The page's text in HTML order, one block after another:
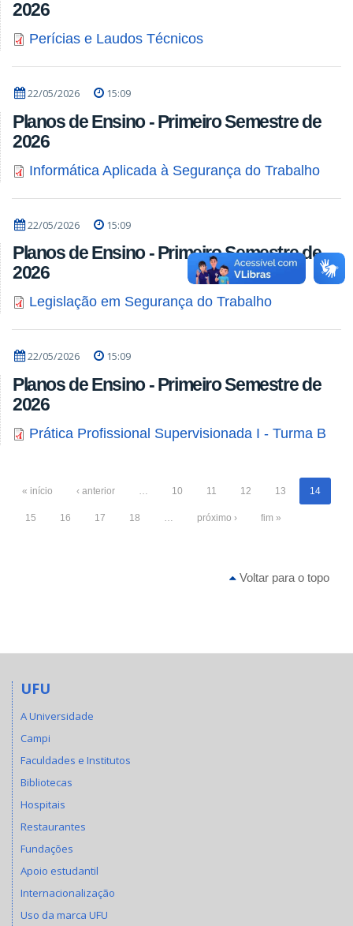
2026
Perícias e Laudos Técnicos
22/05/2026 15:09
Planos de Ensino - Primeiro Semestre de
2026
Informática Aplicada à Segurança do Trabalho
22/05/2026 15:09
Planos de Ensino - Primeiro Semestre de
2026
Legislação em Segurança do Trabalho
22/05/2026 15:09
Planos de Ensino - Primeiro Semestre de
2026
Prática Profissional Supervisionada I - Turma B
« início ‹ anterior 10 11 12 13 14
15 16 17 18 próximo › fim »
Voltar para o topo
UFU
A Universidade
Campi
Faculdades e Institutos
Bibliotecas
Hospitais
Restaurantes
Fundações
Apoio estudantil
Internacionalização
Uso da marca UFU